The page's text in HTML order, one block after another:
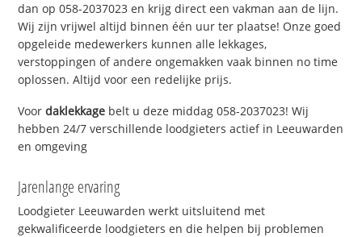
dan op 058-2037023 en krijg direct een vakman aan de lijn.
Wij zijn vrijwel altijd binnen één uur ter plaatse! Onze goed
opgeleide medewerkers kunnen alle lekkages,
verstoppingen of andere ongemakken vaak binnen no time
oplossen. Altijd voor een redelijke prijs.
Voordaklekkage belt u deze middag 058-2037023! Wij
hebben 24/7 verschillende loodgieters actief in Leeuwarden
en omgeving
Jarenlange ervaring
Loodgieter Leeuwarden werkt uitsluitend met
gekwalificeerde loodgieters en die helpen bij problemen